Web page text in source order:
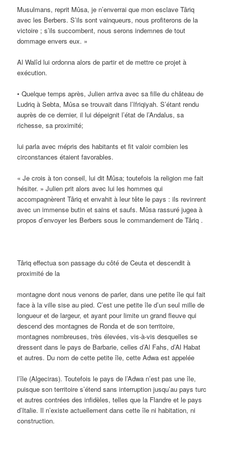
Musulmans, reprit Mûsa, je n’enverrai que mon esclave Târiq
avec les Berbers. S’ils sont vainqueurs, nous profiterons de la
victoire ; s’ils succombent, nous serons indemnes de tout
dommage envers eux. »
Al Walîd lui ordonna alors de partir et de mettre ce projet à
exécution.
• Quelque temps après, Julien arriva avec sa fille du château de
Ludriq à Sebta, Mûsa se trouvait dans l’Ifriqiyah. S’étant rendu
auprès de ce dernier, il lui dépeignit l’état de l’Andalus, sa
richesse, sa proximité;
lui parla avec mépris des habitants et fit valoir combien les
circonstances étaient favorables.
« Je crois à ton conseil, lui dit Mûsa; toutefois la religion me fait
hésiter. » Julien prit alors avec lui les hommes qui
accompagnèrent Târiq et envahit à leur tête le pays : ils revinrent
avec un immense butin et sains et saufs. Mûsa rassuré jugea à
propos d’envoyer les Berbers sous le commandement de Târiq .
Târiq effectua son passage du côté de Ceuta et descendit à
proximité de la
montagne dont nous venons de parler, dans une petite île qui fait
face à la ville sise au pied. C’est une petite île d’un seul mille de
longueur et de largeur, et ayant pour limite un grand fleuve qui
descend des montagnes de Ronda et de son territoire,
montagnes nombreuses, très élevées, vis-à-vis desquelles se
dressent dans le pays de Barbarie, celles d’Al Fahs, d’Al Habat
et autres. Du nom de cette petite île, cette Adwa est appelée
l’île (Algeciras). Toutefois le pays de l’Adwa n’est pas une île,
puisque son territoire s’étend sans interruption jusqu’au pays turc
et autres contrées des infidèles, telles que la Flandre et le pays
d’Italie. Il n’existe actuellement dans cette île ni habitation, ni
construction.